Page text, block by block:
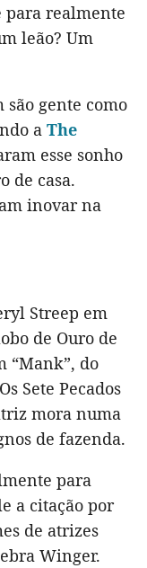
para realmente
leão? Um
são gente como
a The
esse sonho
de casa.
inovar na
Streep em
de Ouro de
“Mank”, do
Sete Pecados
mora numa
de fazenda.
para
a citação por
de atrizes
Winger.